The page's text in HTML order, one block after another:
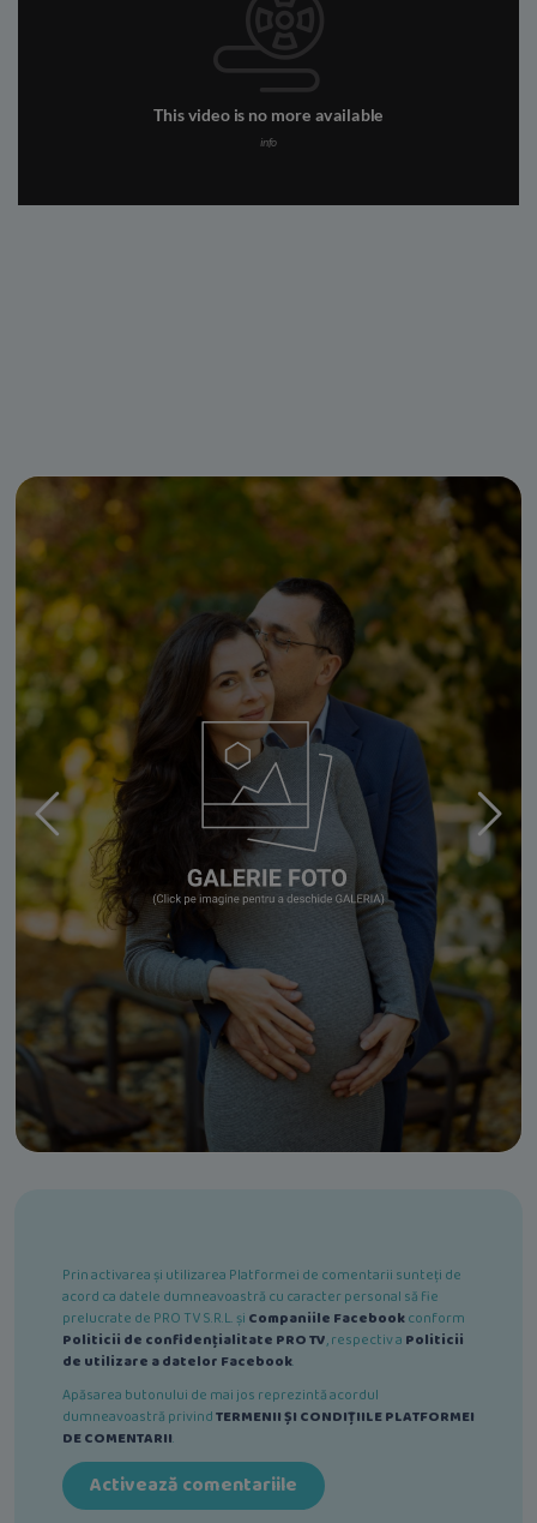
Prin activarea și utilizarea Platformei de comentarii sunteți de
acord ca datele dumneavoastră cu caracter personal să fie
prelucrate de PRO TV S.R.L. și Companiile Facebookconform
Politicii de confidențialitate PRO TV, respectiv a Politicii
de utilizare a datelor Facebook.
Apăsarea butonului de mai jos reprezintă acordul
dumneavoastră privindTERMENII ȘI CONDIȚIILE PLATFORMEI
DE COMENTARII.
Activează comentariile